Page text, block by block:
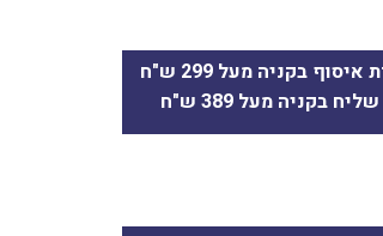
בקניה מעל 299 ש"ח
בקניה מעל 389 ש"ח